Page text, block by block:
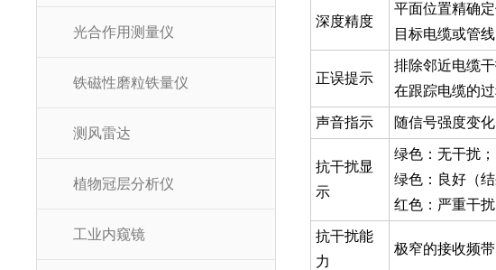
光合作用测量仪
铁磁性磨粒铁量仪
测风雷达
植物冠层分析仪
工业内窥镜
深度精度
平面位置精确
目标电缆或管
正误提示
排除邻近电缆
在跟踪电缆的
声音指示 随信号强度变
抗干扰显
示
绿色：无干扰；
绿色：良好（结
红色：严重干
抗干扰能
力
极窄的接收频